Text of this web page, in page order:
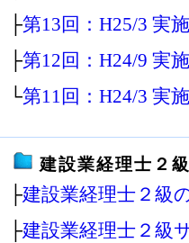
├第13回：H25/3 実施
├第12回：H24/9 実施
└第11回：H24/3 実施
建設業経理士２級
├建設業経理士２級
├建設業経理士２級